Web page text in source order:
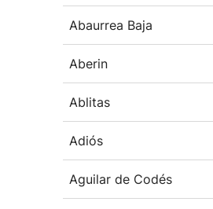
Abaurrea Baja
Aberin
Ablitas
Adiós
Aguilar de Codés